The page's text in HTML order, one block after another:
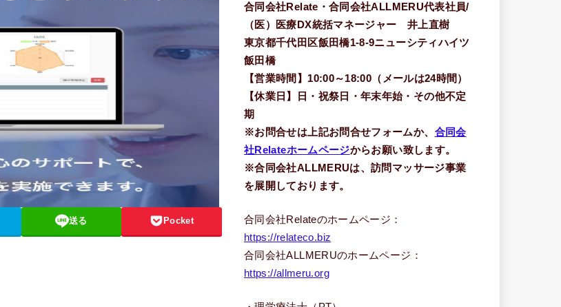
送る Pocket
合同会社Relate・合同会社ALLMERU代表社員/
（医）医療DX統括マネージャー 井上直樹
東京都千代田区飯田橋1-8-9ニューシティハイツ
飯田橋
【営業時間】10:00～18:00（メールは24時間）
【休業日】日・祝祭日・年末年始・その他不定
期
※お問合せは上記お問合せフォームか、 合同会
社Relateホームページからお願い致します。
※合同会社ALLMERUは、訪問マッサージ事業
を展開しております。
合同会社Relateのホームページ：
https://relateco.biz
合同会社ALLMERUのホームページ：
https://allmeru.org